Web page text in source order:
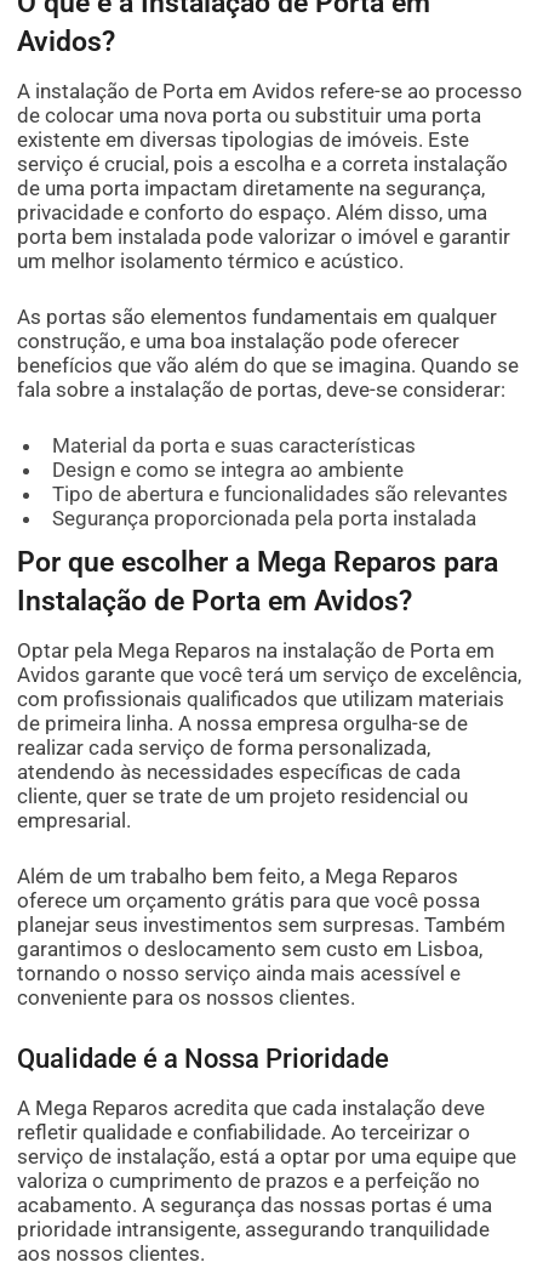
Avidos?
A instalação de Porta em Avidos refere-se ao processo
de colocar uma nova porta ou substituir uma porta
existente em diversas tipologias de imóveis. Este
serviço é crucial, pois a escolha e a correta instalação
de uma porta impactam diretamente na segurança,
privacidade e conforto do espaço. Além disso, uma
porta bem instalada pode valorizar o imóvel e garantir
um melhor isolamento térmico e acústico.
As portas são elementos fundamentais em qualquer
construção, e uma boa instalação pode oferecer
benefícios que vão além do que se imagina. Quando se
fala sobre a instalação de portas, deve-se considerar:
Material da porta e suas características
Design e como se integra ao ambiente
Tipo de abertura e funcionalidades são relevantes
Segurança proporcionada pela porta instalada
Por que escolher a Mega Reparos para
Instalação de Porta em Avidos?
Optar pela Mega Reparos na instalação de Porta em
Avidos garante que você terá um serviço de excelência,
com profissionais qualificados que utilizam materiais
de primeira linha. A nossa empresa orgulha-se de
realizar cada serviço de forma personalizada,
atendendo às necessidades específicas de cada
cliente, quer se trate de um projeto residencial ou
empresarial.
Além de um trabalho bem feito, a Mega Reparos
oferece um orçamento grátis para que você possa
planejar seus investimentos sem surpresas. Também
garantimos o deslocamento sem custo em Lisboa,
tornando o nosso serviço ainda mais acessível e
conveniente para os nossos clientes.
Qualidade é a Nossa Prioridade
A Mega Reparos acredita que cada instalação deve
refletir qualidade e confiabilidade. Ao terceirizar o
serviço de instalação, está a optar por uma equipe que
valoriza o cumprimento de prazos e a perfeição no
acabamento. A segurança das nossas portas é uma
prioridade intransigente, assegurando tranquilidade
aos nossos clientes.